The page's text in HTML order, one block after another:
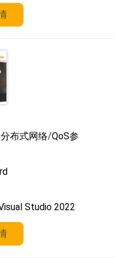
分布式网络/QoS参
Studio 2022